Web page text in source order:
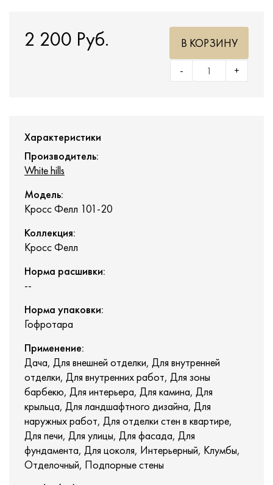
2 200 Руб.
+
-
В КОРЗИНУ
Характеристики
Производитель:
White hills
Модель:
Кросс Фелл 101-20
Коллекция:
Кросс Фелл
Норма расшивки:
--
Норма упаковки:
Гофротара
Применение:
Дача, Для внешней отделки, Для внутренней
отделки, Для внутренних работ, Для зоны
барбекю, Для интерьера, Для камина, Для
крыльца, Для ландшафтного дизайна, Для
наружных работ, Для отделки стен в квартире,
Для печи, Для улицы, Для фасада, Для
фундамента, Для цоколя, Интерьерный, Клумбы,
Отделочный, Подпорные стены